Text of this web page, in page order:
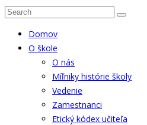
Domov
O škole
O nás
Míľniky histórie školy
Vedenie
Zamestnanci
Etický kódex učiteľa